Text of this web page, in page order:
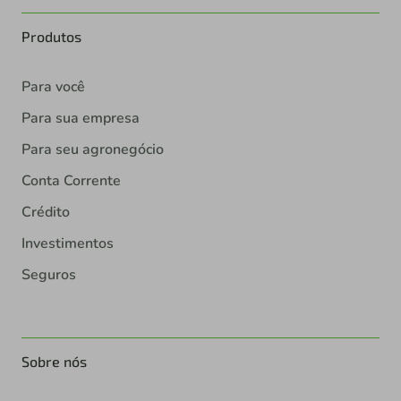
Produtos
Para você
Para sua empresa
Para seu agronegócio
Conta Corrente
Crédito
Investimentos
Seguros
Sobre nós